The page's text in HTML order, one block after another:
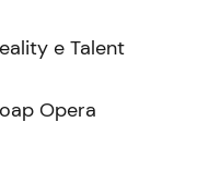
e Talent
Opera